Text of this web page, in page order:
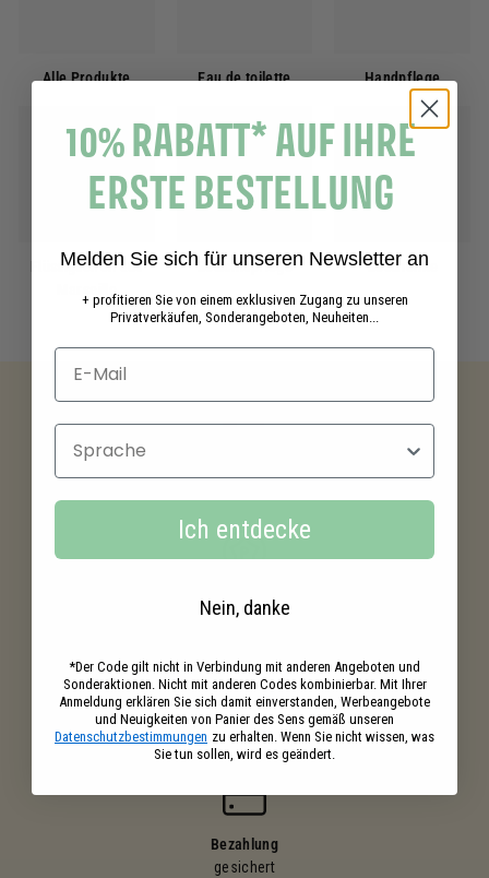
Alle Produkte Eau de toilette Handpflege
Flüssigseifen aus
Gesichtspflege Geschenke
belohnt
Gratisproben
in deinen Bestellungen
Bezahlung
gesichert
10% RABATT* AUF IHRE
ERSTE BESTELLUNG
Melden Sie sich für unseren Newsletter an
+ profitieren Sie von einem exklusiven Zugang zu unseren
Privatverkäufen, Sonderangeboten, Neuheiten...
Sprache
Ich entdecke
Nein, danke
*Der Code gilt nicht in Verbindung mit anderen Angeboten und
Sonderaktionen. Nicht mit anderen Codes kombinierbar. Mit Ihrer
Anmeldung erklären Sie sich damit einverstanden, Werbeangebote
und Neuigkeiten von Panier des Sens gemäß unseren
Datenschutzbestimmungen zu erhalten. Wenn Sie nicht wissen, was
Sie tun sollen, wird es geändert.